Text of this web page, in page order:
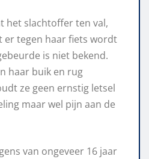
het slachtoffer ten val,
er tegen haar fiets wordt
is niet bekend.
haar buik en rug
ze geen ernstig letsel
maar wel pijn aan de
van ongeveer 16 jaar